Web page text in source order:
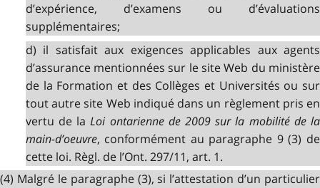
d’expérience, d’examens ou d’évaluations
supplémentaires;
d) il satisfait aux exigences applicables aux agents
d’assurance mentionnées sur le site Web du ministère
de la Formation et des Collèges et Universités ou sur
tout autre site Web indiqué dans un règlement pris en
vertu de laLoi ontarienne de 2009 sur la mobilité de la
main-d’oeuvre, conformément au paragraphe 9 (3) de
cette loi. Règl. de l’Ont. 297/11, art. 1.
(4) Malgré le paragraphe (3), si l’attestation d’un particulier